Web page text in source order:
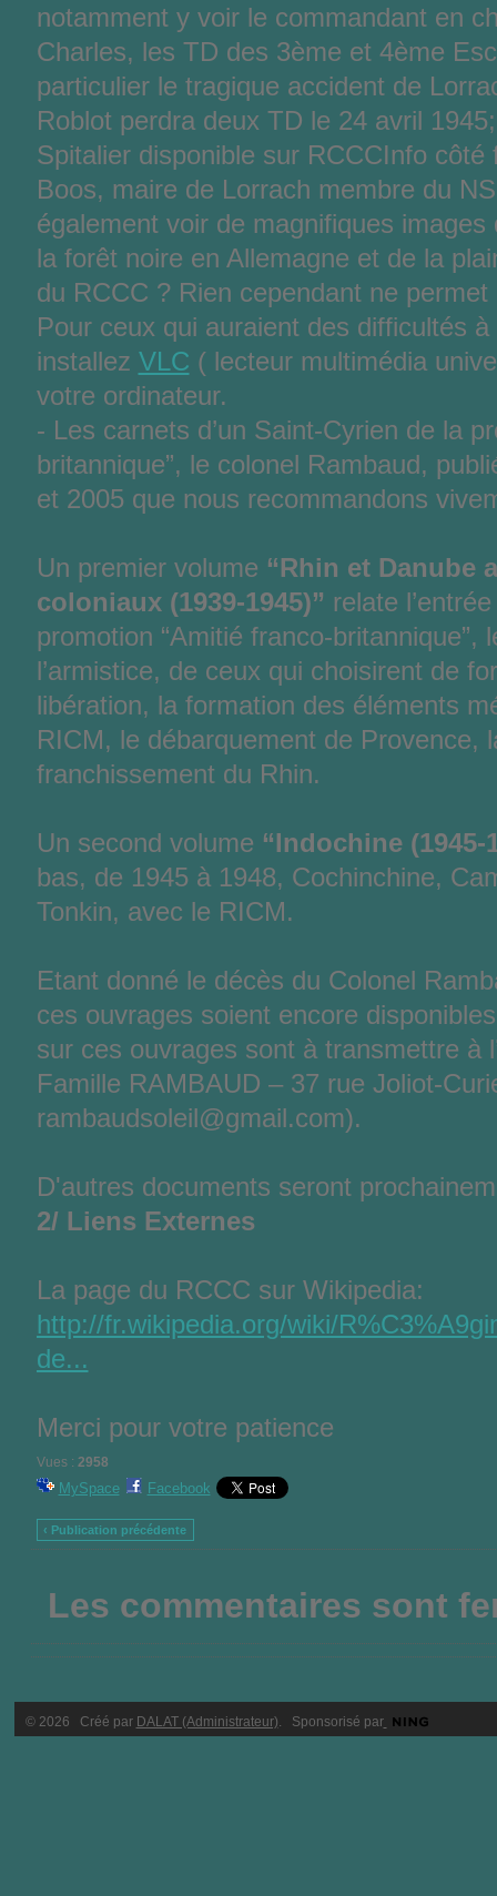
notamment y voir le commandant en
Charles, les TD des 3ème et 4ème
particulier le tragique accident de
Roblot perdra deux TD le 24 avril
Spitalier disponible sur RCCCInfo
Boos, maire de Lorrach membre du
également voir de magnifiques
la forêt noire en Allemagne et de la
du RCCC ? Rien cependant ne
Pour ceux qui auraient des difficultés
installez VLC ( lecteur multimédia
votre ordinateur.
- Les carnets d’un Saint-Cyrien de la
britannique”, le colonel Rambaud,
et 2005 que nous recommandons
Un premier volume “Rhin et Danube
coloniaux (1939-1945)” relate
promotion “Amitié franco-britannique”,
l’armistice, de ceux qui choisirent de
libération, la formation des éléments
RICM, le débarquement de Provence,
franchissement du Rhin.
Un second volume “Indochine (1945-
bas, de 1945 à 1948, Cochinchine,
Tonkin, avec le RICM.
Etant donné le décès du Colonel
ces ouvrages soient encore
sur ces ouvrages sont à transmettre à
Famille RAMBAUD – 37 rue Joliot-
rambaudsoleil@gmail.com).
D'autres documents seront
2/ Liens Externes
La page du RCCC sur Wikipedia:
http://fr.wikipedia.org/wiki/
de...
Merci pour votre patience
Vues : 2958
MySpace Facebook
‹ Publication précédente
Les commentaires sont
© 2026 Créé par DALAT (Administrateur) . Sponsorisé par